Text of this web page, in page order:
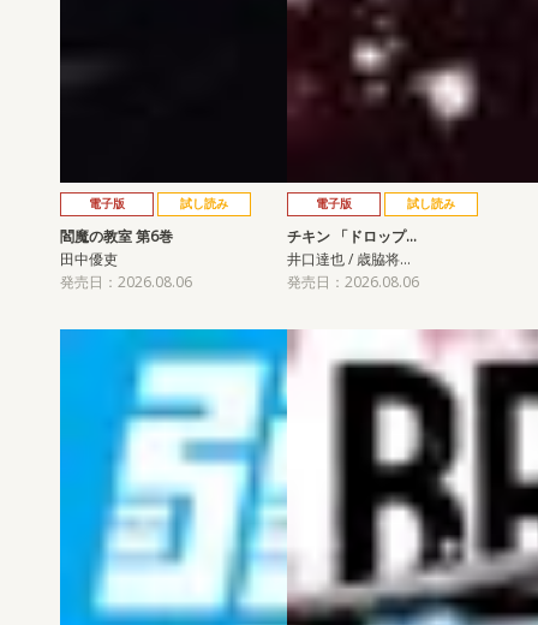
電子版 試し読み
閻魔の教室 第6巻
田中優吏
発売日：2026.08.06
電子版 試し読み
チキン 「ドロップ…
井口達也 / 歳脇将…
発売日：2026.08.06